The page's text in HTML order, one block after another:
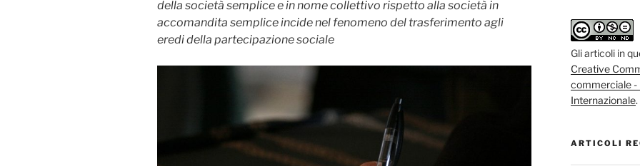
della società semplice e in nome collettivo rispetto alla società in
accomandita semplice incide nel fenomeno del trasferimento agli
eredi della partecipazione sociale
Gli articoli in
Creative
commerciale -
Internazionale.
ARTICOLI